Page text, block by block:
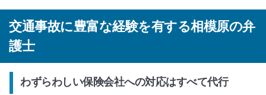
交通事故に豊富な経験を有する相模原の弁
護士
わずらわしい保険会社への対応はすべて代行